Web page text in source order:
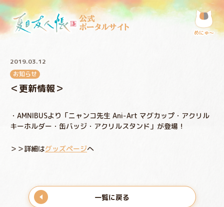
公式
ポータルサイト
めにゅ〜
2019.03.12
お知らせ
＜更新情報＞
・AMNIBUSより「ニャンコ先生 Ani-Art マグカップ・アクリル
キーホルダー・缶バッジ・アクリルスタンド」が登場！
＞＞詳細はグッズページへ
一覧に戻る